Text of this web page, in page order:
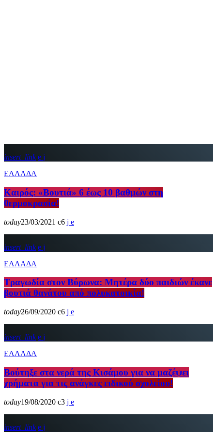
insert_link
ΕΛΛΑΔΑ
Καιρός: «Βουτιά» 6 έως 10 βαθμών στη
θερμοκρασία!
today23/03/2021 6
insert_link
ΕΛΛΑΔΑ
Τραγωδία στον Βύρωνα: Μητέρα δύο παιδιών έκανε
βουτιά θανάτου από πολυκατοικία!
today26/09/2020 6
insert_link
ΕΛΛΑΔΑ
Βούτηξε στα νερά της Κισάμου για να μαζέψει
χρήματα για τις ανάγκες ειδικού σχολείου!
today19/08/2020 3
insert_link